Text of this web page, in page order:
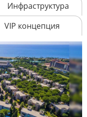
Инфраструктура
VIP концепция